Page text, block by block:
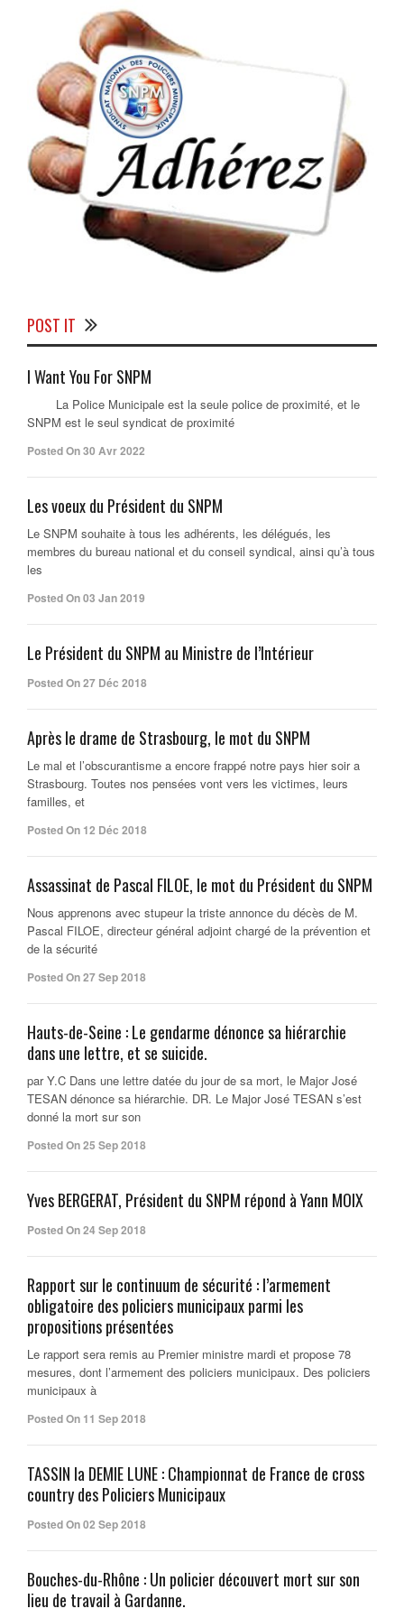
POST IT
I Want You For SNPM
La Police Municipale est la seule police de proximité, et le
SNPM est le seul syndicat de proximité
Posted On 30 Avr 2022
Les voeux du Président du SNPM
Le SNPM souhaite à tous les adhérents, les délégués, les
membres du bureau national et du conseil syndical, ainsi qu’à tous
les
Posted On 03 Jan 2019
Le Président du SNPM au Ministre de l’Intérieur
Posted On 27 Déc 2018
Après le drame de Strasbourg, le mot du SNPM
Le mal et l’obscurantisme a encore frappé notre pays hier soir a
Strasbourg. Toutes nos pensées vont vers les victimes, leurs
familles, et
Posted On 12 Déc 2018
Assassinat de Pascal FILOE, le mot du Président du SNPM
Nous apprenons avec stupeur la triste annonce du décès de M.
Pascal FILOE, directeur général adjoint chargé de la prévention et
de la sécurité
Posted On 27 Sep 2018
Hauts-de-Seine : Le gendarme dénonce sa hiérarchie
dans une lettre, et se suicide.
par Y.C Dans une lettre datée du jour de sa mort, le Major José
TESAN dénonce sa hiérarchie. DR. Le Major José TESAN s’est
donné la mort sur son
Posted On 25 Sep 2018
Yves BERGERAT, Président du SNPM répond à Yann MOIX
Posted On 24 Sep 2018
Rapport sur le continuum de sécurité : l’armement
obligatoire des policiers municipaux parmi les
propositions présentées
Le rapport sera remis au Premier ministre mardi et propose 78
mesures, dont l’armement des policiers municipaux. Des policiers
municipaux à
Posted On 11 Sep 2018
TASSIN la DEMIE LUNE : Championnat de France de cross
country des Policiers Municipaux
Posted On 02 Sep 2018
Bouches-du-Rhône : Un policier découvert mort sur son
lieu de travail à Gardanne.